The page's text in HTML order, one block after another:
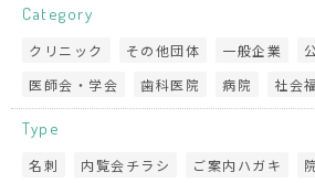
Category
クリニック その他団体 一般企業
医師会・学会
歯科医院 病院 社会
Type
名刺 内覧会チラシ ご案内ハガキ